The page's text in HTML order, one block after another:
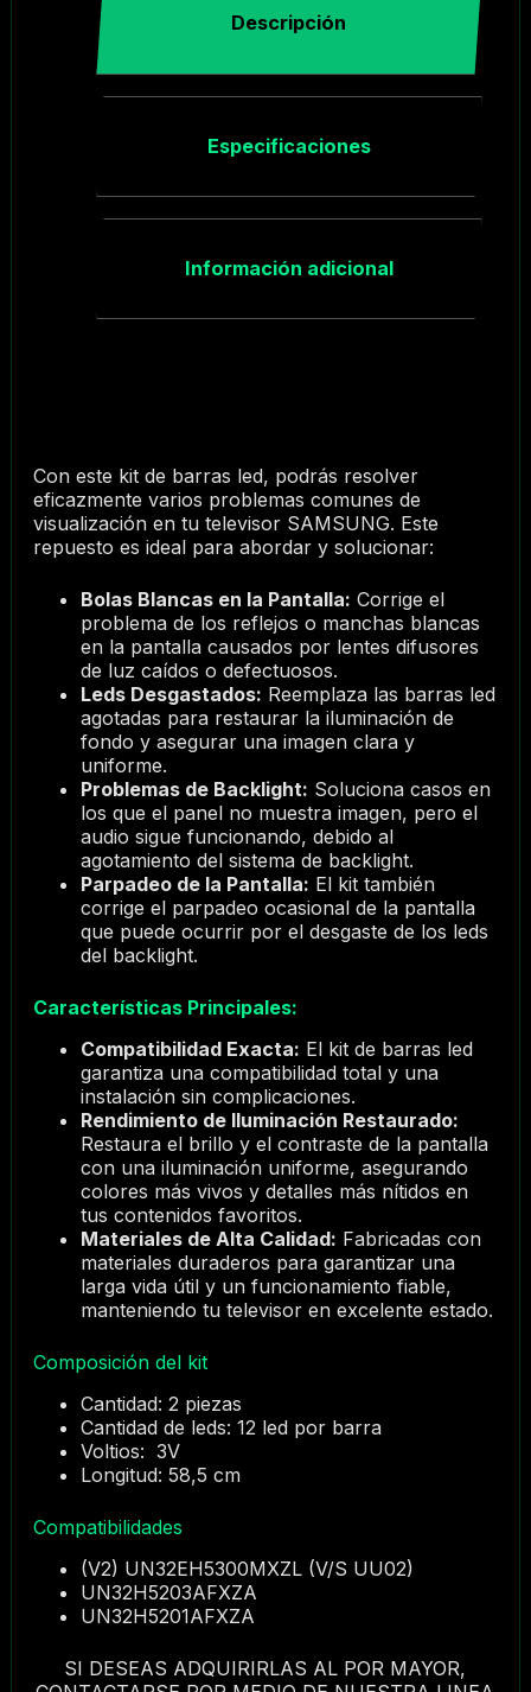
Descripción
Especificaciones
Información adicional
Con este kit de barras led, podrás resolver
eficazmente varios problemas comunes de
visualización en tu televisor SAMSUNG. Este
repuesto es ideal para abordar y solucionar:
Bolas Blancas en la Pantalla: Corrige el
problema de los reflejos o manchas blancas
en la pantalla causados por lentes difusores
de luz caídos o defectuosos.
Leds Desgastados: Reemplaza las barras led
agotadas para restaurar la iluminación de
fondo y asegurar una imagen clara y
uniforme.
Problemas de Backlight: Soluciona casos en
los que el panel no muestra imagen, pero el
audio sigue funcionando, debido al
agotamiento del sistema de backlight.
Parpadeo de la Pantalla: El kit también
corrige el parpadeo ocasional de la pantalla
que puede ocurrir por el desgaste de los leds
del backlight.
Características Principales:
Compatibilidad Exacta: El kit de barras led
garantiza una compatibilidad total y una
instalación sin complicaciones.
Rendimiento de Iluminación Restaurado:
Restaura el brillo y el contraste de la pantalla
con una iluminación uniforme, asegurando
colores más vivos y detalles más nítidos en
tus contenidos favoritos.
Materiales de Alta Calidad: Fabricadas con
materiales duraderos para garantizar una
larga vida útil y un funcionamiento fiable,
manteniendo tu televisor en excelente estado.
Composición del kit
Cantidad: 2 piezas
Cantidad de leds: 12 led por barra
Voltios: 3V
Longitud: 58,5 cm
Compatibilidades
(V2) UN32EH5300MXZL (V/S UU02)
UN32H5203AFXZA
UN32H5201AFXZA
SI DESEAS ADQUIRIRLAS AL POR MAYOR,